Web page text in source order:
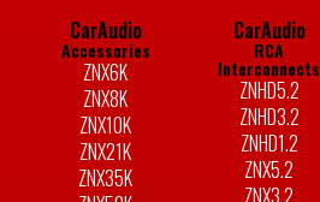
CarAudio
Accessories
ZNX6K
ZNX8K
ZNX10K
ZNX21K
ZNX35K
CarAudio
RCA
Interconnects
ZNHD5.2
ZNHD3.2
ZNHD1.2
ZNX5.2